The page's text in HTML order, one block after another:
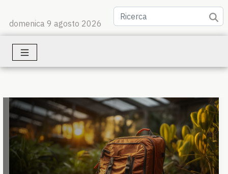
domenica 9 agosto 2026